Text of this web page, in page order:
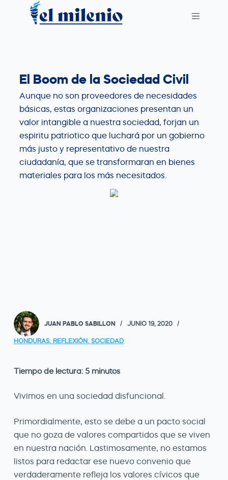
El Boom de la Sociedad Civil
Aunque no son proveedores de necesidades
básicas, estas organizaciones presentan un
valor intangible a nuestra sociedad, forjan un
espiritu patriotico que luchará por un gobierno
más justo y representativo de nuestra
ciudadanía, que se transformaran en bienes
materiales para los más necesitados.
JUAN PABLO SABILLON JUNIO 19, 2020
HONDURAS, REFLEXIÓN, SOCIEDAD
Tiempo de lectura: 5 minutos
Vivimos en una sociedad disfuncional.
Primordialmente, esto se debe a un pacto social
que no goza de valores compartidos que se viven
en nuestra nación. Lastimosamente, no estamos
listos para redactar ese nuevo convenio que
verdaderamente refleja los valores cívicos que